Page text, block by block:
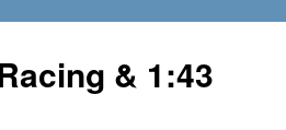
& 1:43